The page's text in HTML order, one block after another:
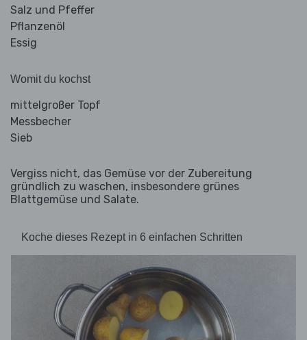
Salz und Pfeffer
Pflanzenöl
Essig
Womit du kochst
mittelgroßer Topf
Messbecher
Sieb
Vergiss nicht, das Gemüse vor der Zubereitung
gründlich zu waschen, insbesondere grünes
Blattgemüse und Salate.
Koche dieses Rezept in 6 einfachen Schritten